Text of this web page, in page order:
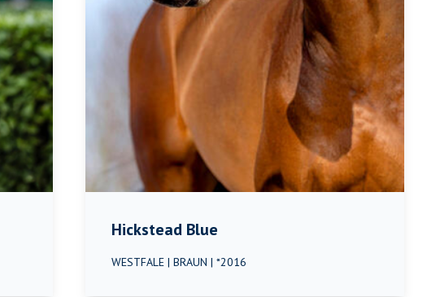
Hickstead Blue
WESTFALE | BRAUN | *2016